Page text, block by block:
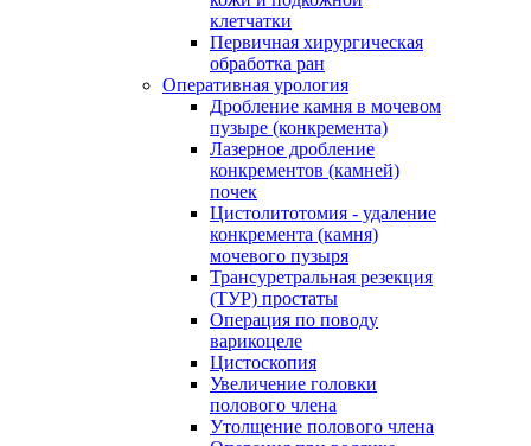
клетчатки
Первичная хирургическая
обработка ран
Оперативная урология
Дробление камня в мочевом
пузыре (конкремента)
Лазерное дробление
конкрементов (камней)
почек
Цистолитотомия - удаление
конкремента (камня)
мочевого пузыря
Трансуретральная резекция
(ТУР) простаты
Операция по поводу
варикоцеле
Цистоскопия
Увеличение головки
полового члена
Утолщение полового члена